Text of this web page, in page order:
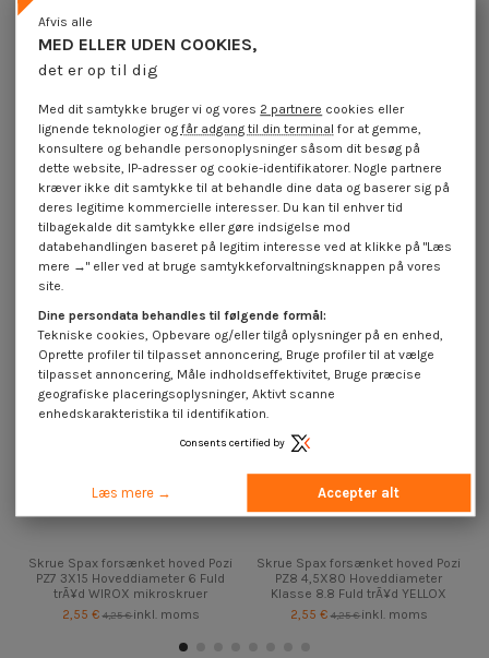
Beskrivelse
Anmeldelser (0)
16 andre varer i den samme kategori:
-40%
Skrue Spax forsænket hoved Pozi
PZ7 3X15 Hoveddiameter 6 Fuld
trÃ¥d WIROX mikroskruer
2,55 €4,25 €inkl. moms
På tilbud!
Skrue Spax forsænket hoved Pozi
PZ8 4,5X80 Hoveddiameter
Klasse 8.8 Fuld trÃ¥d YELLOX
2,55 €4,25 €inkl. moms
MED ELLER UDEN COOKIES,
det er op til dig
Afvis alle
Med dit samtykke bruger vi og vores 2 partnere cookies eller
lignende teknologier ogfår adgang til din terminal for at gemme,
konsultere og behandle personoplysninger såsom dit besøg på
dette website, IP-adresser og cookie-identifikatorer. Nogle partnere
kræver ikke dit samtykke til at behandle dine data og baserer sig på
deres legitime kommercielle interesser. Du kan til enhver tid
tilbagekalde dit samtykke eller gøre indsigelse mod
databehandlingen baseret på legitim interesse ved at klikke på "Læs
mere →" eller ved at bruge samtykkeforvaltningsknappen på vores
site.
Dine persondata behandles til følgende formål:
Tekniske cookies, Opbevare og/eller tilgå oplysninger på en enhed,
Oprette profiler til tilpasset annoncering, Bruge profiler til at vælge
tilpasset annoncering, Måle indholdseffektivitet, Bruge præcise
geografiske placeringsoplysninger, Aktivt scanne
enhedskarakteristika til identifikation.
Consents certified by
Læs mere → Accepter alt